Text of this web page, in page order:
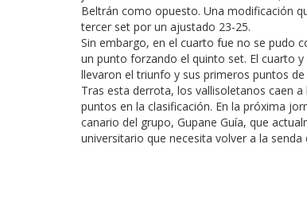
Beltrán como opuesto. Una modificación
tercer set por un ajustado 23-25.
Sin embargo, en el cuarto fue no se pudo
un punto forzando el quinto set. El cuarto
llevaron el triunfo y sus primeros puntos
Tras esta derrota, los vallisoletanos caen
puntos en la clasificación. En la próxima
canario del grupo, Gupane Guía, que
universitario que necesita volver a la